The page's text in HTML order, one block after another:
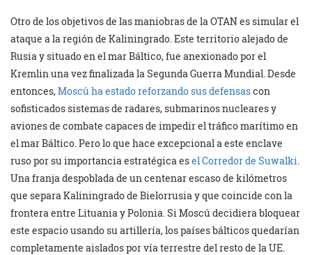
Otro de los objetivos de las maniobras de la OTAN es simular el
ataque a la región de Kaliningrado. Este territorio alejado de
Rusia y situado en el mar Báltico, fue anexionado por el
Kremlin una vez finalizada la Segunda Guerra Mundial. Desde
entonces,Moscú ha estado reforzando sus defensascon
sofisticados sistemas de radares, submarinos nucleares y
aviones de combate capaces de impedir el tráfico marítimo en
el mar Báltico. Pero lo que hace excepcional a este enclave
ruso por su importancia estratégica esel Corredor de Suwalki.
Una franja despoblada de un centenar escaso de kilómetros
que separa Kaliningrado de Bielorrusia y que coincide con la
frontera entre Lituania y Polonia. Si Moscú decidiera bloquear
este espacio usando su artillería, los países bálticos quedarían
completamente aislados por vía terrestre del resto de la UE.